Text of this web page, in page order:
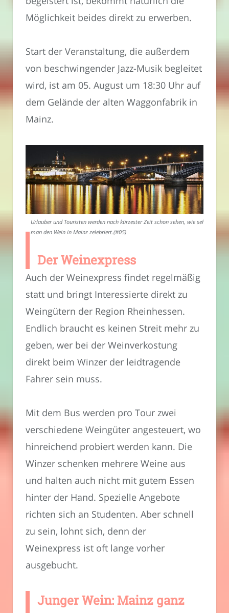
Möglichkeit beides direkt zu erwerben.
Start der Veranstaltung, die außerdem
von beschwingender Jazz-Musik begleitet
wird, ist am 05. August um 18:30 Uhr auf
dem Gelände der alten Waggonfabrik in
Mainz.
Urlauber und Touristen werden nach kürzester Zeit schon sehen, wie sehr
man den Wein in Mainz zelebriert.(#05)
Der Weinexpress
Auch der Weinexpress findet regelmäßig
statt und bringt Interessierte direkt zu
Weingütern der Region Rheinhessen.
Endlich braucht es keinen Streit mehr zu
geben, wer bei der Weinverkostung
direkt beim Winzer der leidtragende
Fahrer sein muss.
Mit dem Bus werden pro Tour zwei
verschiedene Weingüter angesteuert, wo
hinreichend probiert werden kann. Die
Winzer schenken mehrere Weine aus
und halten auch nicht mit gutem Essen
hinter der Hand. Spezielle Angebote
richten sich an Studenten. Aber schnell
zu sein, lohnt sich, denn der
Weinexpress ist oft lange vorher
ausgebucht.
Junger Wein: Mainz ganz